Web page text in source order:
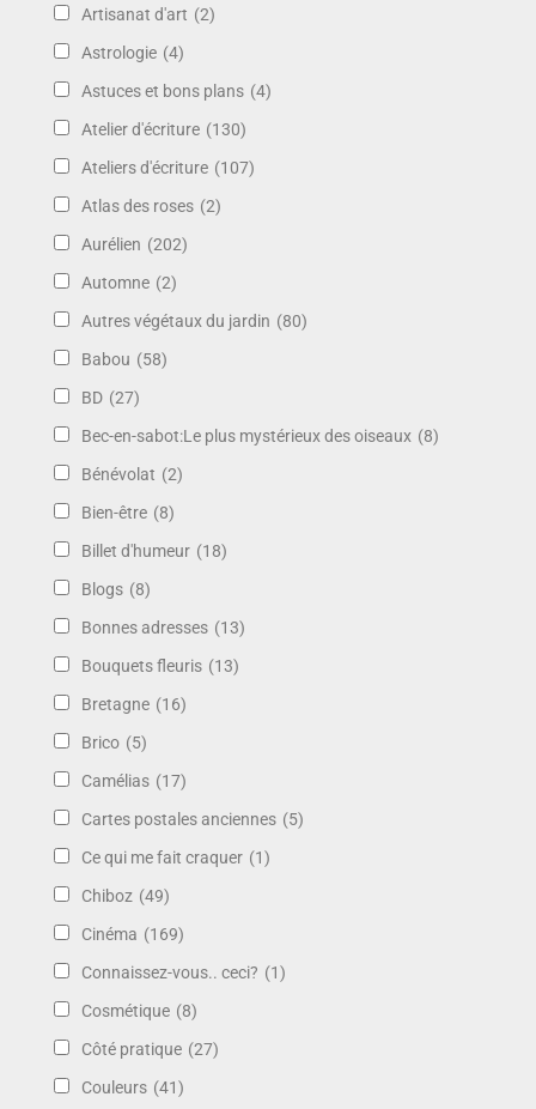
Artisanat d'art (2)
Astrologie (4)
Astuces et bons plans (4)
Atelier d'écriture (130)
Ateliers d'écriture (107)
Atlas des roses (2)
Aurélien (202)
Automne (2)
Autres végétaux du jardin (80)
Babou (58)
BD (27)
Bec-en-sabot:Le plus mystérieux des oiseaux (8)
Bénévolat (2)
Bien-être (8)
Billet d'humeur (18)
Blogs (8)
Bonnes adresses (13)
Bouquets fleuris (13)
Bretagne (16)
Brico (5)
Camélias (17)
Cartes postales anciennes (5)
Ce qui me fait craquer (1)
Chiboz (49)
Cinéma (169)
Connaissez-vous.. ceci? (1)
Cosmétique (8)
Côté pratique (27)
Couleurs (41)